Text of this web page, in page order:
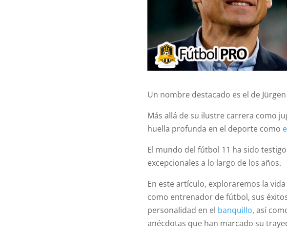
Un nombre destacado es el de
Más allá de su ilustre carrera como
huella profunda en el deporte como
El mundo del fútbol 11 ha sido
excepcionales a lo largo de los años.
En este artículo, exploraremos la
como entrenador de fútbol, sus
personalidad en el banquillo, así
anécdotas que han marcado su